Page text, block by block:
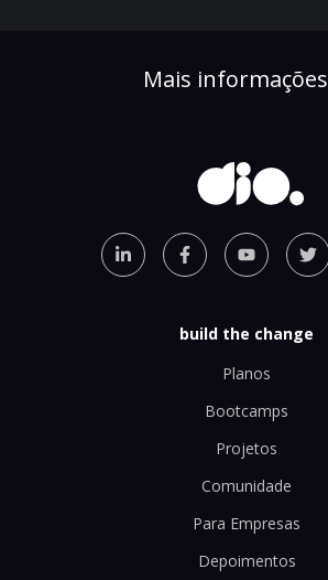
Mais informações
build the change
Planos
Bootcamps
Projetos
Comunidade
Para Empresas
Depoimentos